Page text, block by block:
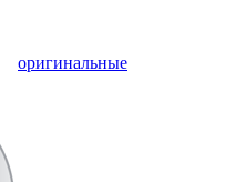
оригинальные